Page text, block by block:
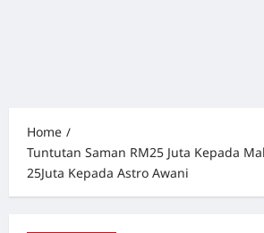
Home
Tuntutan Saman RM25 Juta Kepada
25Juta Kepada Astro Awani